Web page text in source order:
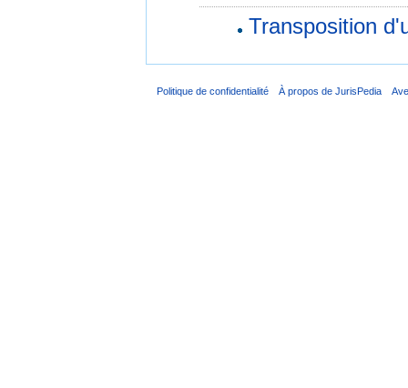
Transposition
Politique de confidentialité À propos de JurisPedia